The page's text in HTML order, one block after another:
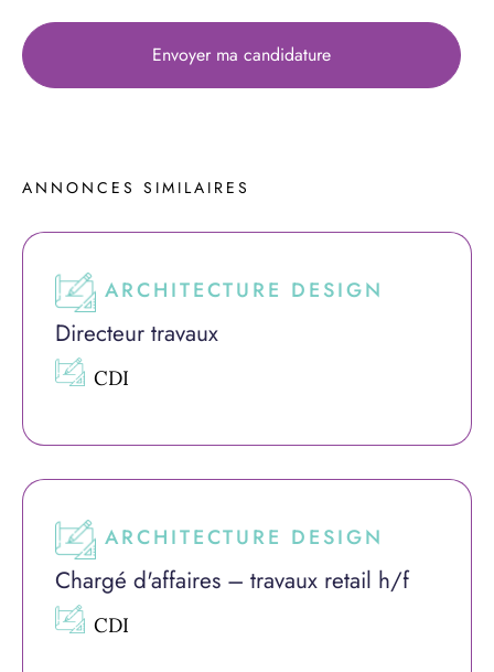
ANNONCES SIMILAIRES
ARCHITECTURE DESIGN
Directeur travaux
CDI
ARCHITECTURE DESIGN
Chargé d'affaires – travaux retail h/f
CDI